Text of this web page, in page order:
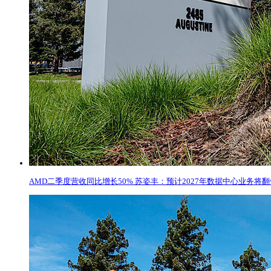
AMD二季度营收同比增长50% 苏姿丰：预计2027年数据中心业务将